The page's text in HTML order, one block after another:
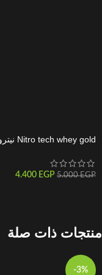
Nitro tech whey gold نيتروتك واي جولد
5.000EGP
4.400 EGP
منتجات ذات صلة
-3%